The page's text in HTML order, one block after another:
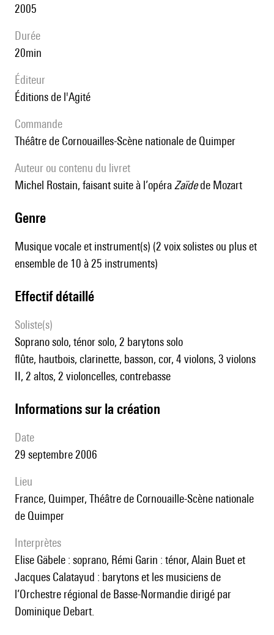
2005
durée
20min
éditeur
Éditions de l'Agité
Commande
Théâtre de Cornouailles-Scène nationale de Quimper
Auteur ou contenu du livret
Michel Rostain, faisant suite à l’opéra Zaïdede Mozart
genre
Musique vocale et instrument(s) (2 voix solistes ou plus et
ensemble de 10 à 25 instruments)
effectif détaillé
Soliste(s)
soprano solo, ténor solo, 2 barytons solo
flûte, hautbois, clarinette, basson, cor, 4 violons, 3 violons
II, 2 altos, 2 violoncelles, contrebasse
informations sur la création
date
29 septembre 2006
lieu
France, Quimper, Théâtre de Cornouaille-Scène nationale
de Quimper
interprètes
Elise Gäbele : soprano, Rémi Garin : ténor, Alain Buet et
Jacques Calatayud : barytons et les musiciens de
l’Orchestre régional de Basse-Normandie dirigé par
Dominique Debart.